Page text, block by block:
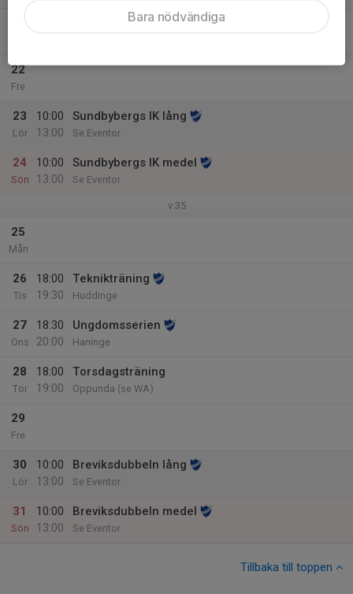
Torsdagsträning
22
Fre
23
Lör
10:00
13:00
Sundbybergs IK lång
Se Eventor
24
Sön
10:00
13:00
Sundbybergs IK medel
Se Eventor
v.35
25
Mån
26
Tis
18:00
19:30
Teknikträning
Huddinge
27
Ons
18:30
20:00
Ungdomsserien
Haninge
28
Tor
18:00
19:00
Torsdagsträning
Oppunda (se WA)
29
Fre
30
Lör
10:00
13:00
Breviksdubbeln lång
Se Eventor
31
Sön
10:00
13:00
Breviksdubbeln medel
Se Eventor
Tillbaka till toppen
Bara nödvändiga